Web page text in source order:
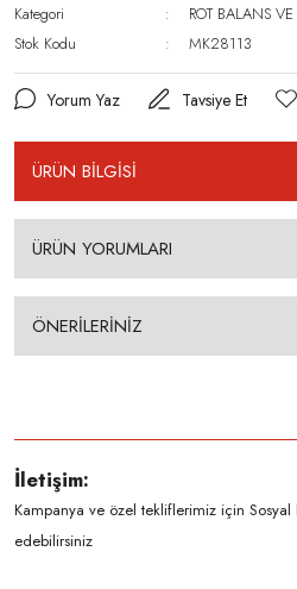
Kategori ROT BALANS
Stok Kodu
MK28113
Yorum Yaz Tavsiye Et
ÜRÜN BİLGİSİ
ÜRÜN YORUMLARI
ÖNERİLERİNİZ
İletişim:
Kampanya ve özel tekliflerimiz için Sosyal
edebilirsiniz